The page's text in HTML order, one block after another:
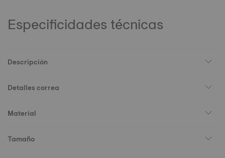
Especificidades técnicas
Descripción
Detalles correa
Material
Tamaño